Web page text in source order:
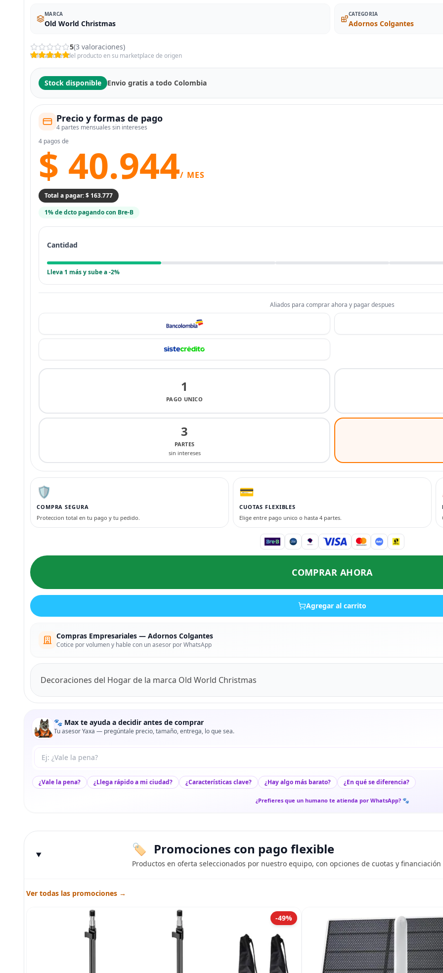
MARCA
Old World Christmas
CATEGORIA
Adornos Colgantes
5(3 valoraciones)
Valoraciones del producto en su marketplace de origen
Stock disponible Envio gratis a todo Colombia
Precio y formas de pago
4 partes mensuales sin intereses
4 pagos de
$ 40.944/ MES
Total a pagar: $ 163.777
1% de dcto pagando con Bre-B
Cantidad
Lleva 1 más y sube a -2%
Aliados para comprar ahora y pagar despues
1
PAGO UNICO
3
PARTES
sin intereses
🛡️
COMPRA SEGURA
Proteccion total en tu pago y tu pedido.
💳
CUOTAS FLEXIBLES
Elige entre pago unico o hasta 4 partes.
COMPRAR AHORA
Agregar al carrito
Compras Empresariales — Adornos Colgantes
Cotice por volumen y hable con un asesor por WhatsApp
Decoraciones del Hogar de la marca Old World Christmas
🐾 Max te ayuda a decidir antes de comprar
Tu asesor Yaxa — pregúntale precio, tamaño, entrega, lo que sea.
Tu pregunta a Max
¿Vale la pena? ¿Llega rápido a mi ciudad? ¿Características clave? ¿Hay algo más barato? ¿En qué se diferencia?
¿Prefieres que un humano te atienda por WhatsApp? 🐾
Promociones con pago flexible
Productos en oferta seleccionados por nuestro equipo, con opciones de cuotas y
Ver todas las promociones →
-49%